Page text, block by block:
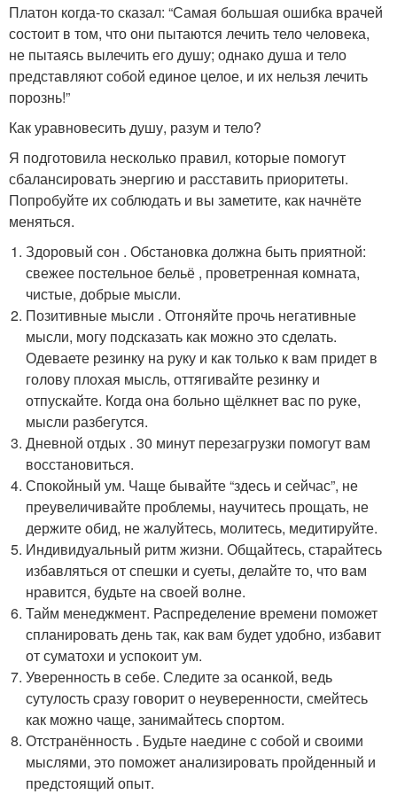
Платон когда-то сказал: “Самая большая ошибка врачей
состоит в том, что они пытаются лечить тело человека,
не пытаясь вылечить его душу; однако душа и тело
представляют собой единое целое, и их нельзя лечить
порознь!”
Как уравновесить душу, разум и тело?
Я подготовила несколько правил, которые помогут
сбалансировать энергию и расставить приоритеты.
Попробуйте их соблюдать и вы заметите, как начнёте
меняться.
Здоровый сон . Обстановка должна быть приятной:
свежее постельное бельё , проветренная комната,
чистые, добрые мысли.
Позитивные мысли . Отгоняйте прочь негативные
мысли, могу подсказать как можно это сделать.
Одеваете резинку на руку и как только к вам придет в
голову плохая мысль, оттягивайте резинку и
отпускайте. Когда она больно щёлкнет вас по руке,
мысли разбегутся.
Дневной отдых . 30 минут перезагрузки помогут вам
восстановиться.
Спокойный ум. Чаще бывайте “здесь и сейчас”, не
преувеличивайте проблемы, научитесь прощать, не
держите обид, не жалуйтесь, молитесь, медитируйте.
Индивидуальный ритм жизни. Общайтесь, старайтесь
избавляться от спешки и суеты, делайте то, что вам
нравится, будьте на своей волне.
Тайм менеджмент. Распределение времени поможет
спланировать день так, как вам будет удобно, избавит
от суматохи и успокоит ум.
Уверенность в себе. Следите за осанкой, ведь
сутулость сразу говорит о неуверенности, смейтесь
как можно чаще, занимайтесь спортом.
Отстранённость . Будьте наедине с собой и своими
мыслями, это поможет анализировать пройденный и
предстоящий опыт.